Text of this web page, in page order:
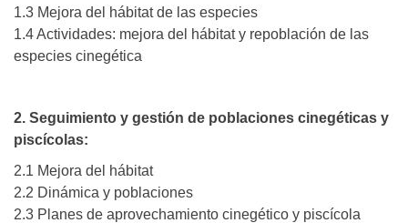
1.3 Mejora del hábitat de las especies
1.4 Actividades: mejora del hábitat y repoblación de las
especies cinegética
2. Seguimiento y gestión de poblaciones cinegéticas y
piscícolas:
2.1 Mejora del hábitat
2.2 Dinámica y poblaciones
2.3 Planes de aprovechamiento cinegético y piscícola